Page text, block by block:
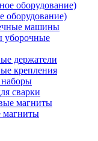
оборудование)
машины
уборочные
держатели
крепления
сварки
магниты
магниты